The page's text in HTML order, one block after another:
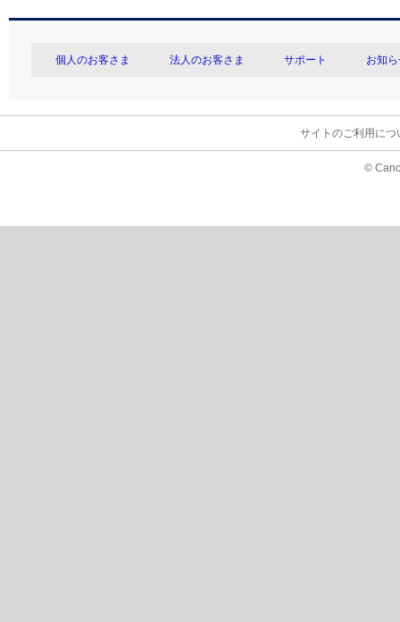
個人のお客さま 法人のお客さま サポート お知
サイトのご利用につ
©